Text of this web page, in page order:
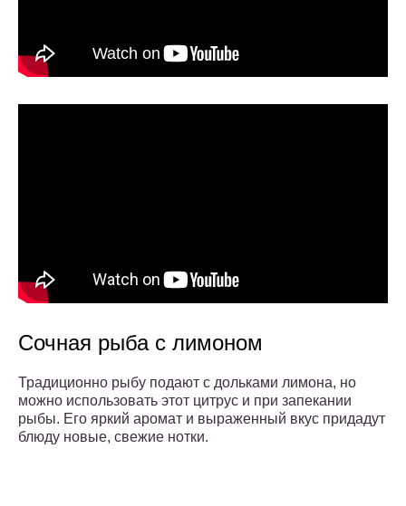
Сочная рыба с лимоном
Традиционно рыбу подают с дольками лимона, но
можно использовать этот цитрус и при запекании
рыбы. Его яркий аромат и выраженный вкус придадут
блюду новые, свежие нотки.